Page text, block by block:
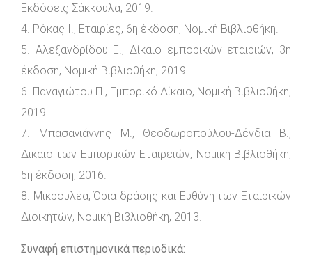
Εκδόσεις Σάκκουλα, 2019.
4. Ρόκας Ι., Εταιρίες, 6η έκδοση, Νομική Βιβλιοθήκη.
5. Αλεξανδρίδου Ε., Δίκαιο εμπορικών εταιριών, 3η
έκδοση, Νομική Βιβλιοθήκη, 2019.
6. Παναγιώτου Π., Εμπορικό Δίκαιο, Νομική Βιβλιοθήκη,
2019.
7. Μπασαγιάννης Μ., Θεοδωροπούλου-Δένδια Β.,
Δικαιο των Εμπορικών Εταιρειών, Νομική Βιβλιοθήκη,
5η έκδοση, 2016.
8. Μικρουλέα, Όρια δράσης και Ευθύνη των Εταιρικών
Διοικητών, Νομική Βιβλιοθήκη, 2013.
Συναφή επιστημονικά περιοδικά: